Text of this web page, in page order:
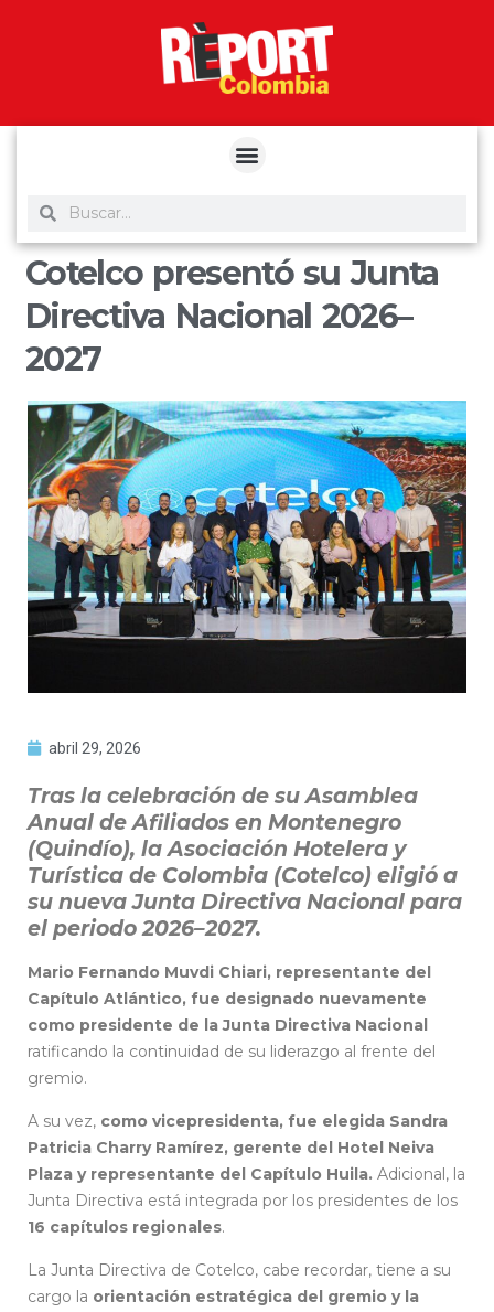
Cotelco presentó su Junta
Directiva Nacional 2026–
2027
abril 29, 2026
Tras la celebración de su Asamblea
Anual de Afiliados en Montenegro
(Quindío), la Asociación Hotelera y
Turística de Colombia (Cotelco) eligió a
su nueva Junta Directiva Nacional para
el periodo 2026–2027.
Mario Fernando Muvdi Chiari, representante del
Capítulo Atlántico, fue designado nuevamente
como presidente de la Junta Directiva Nacional
ratificando la continuidad de su liderazgo al frente del
gremio.
A su vez, como vicepresidenta, fue elegida Sandra
Patricia Charry Ramírez, gerente del Hotel Neiva
Plaza y representante del Capítulo Huila. Adicional, la
Junta Directiva está integrada por los presidentes de los
16 capítulos regionales.
La Junta Directiva de Cotelco, cabe recordar, tiene a su
cargo la orientación estratégica del gremio y la